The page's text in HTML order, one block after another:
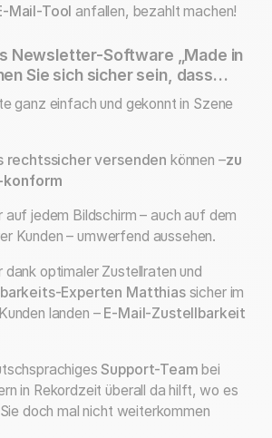
Mail-Tool anfallen, bezahlt machen!
Newsletter-Software „Made in
Sie sich sicher sein, dass…
ganz einfach und gekonnt in Szene
rechtssicher versenden können –zu
konform
jedem Bildschirm – auch auf dem
Kunden – umwerfend aussehen.
optimaler Zustellraten und
Experten Matthiassicher im
landen – E-Mail-Zustellbarkeit
Support-Team bei
in Rekordzeit überall da hilft, wo es
doch mal nicht weiterkommen